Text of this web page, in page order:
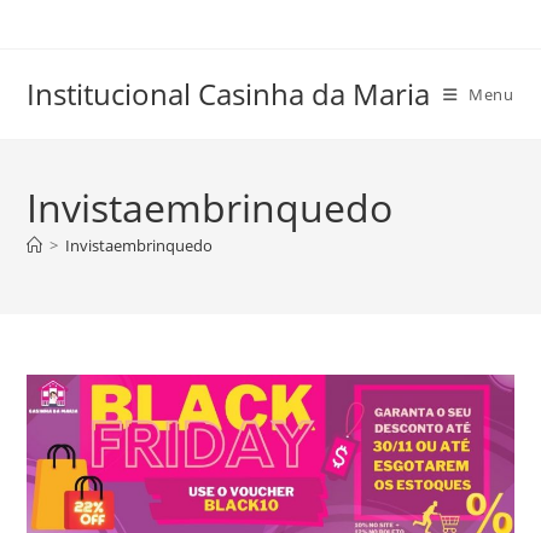
Institucional Casinha da Maria Menu
Invistaembrinquedo
> Invistaembrinquedo